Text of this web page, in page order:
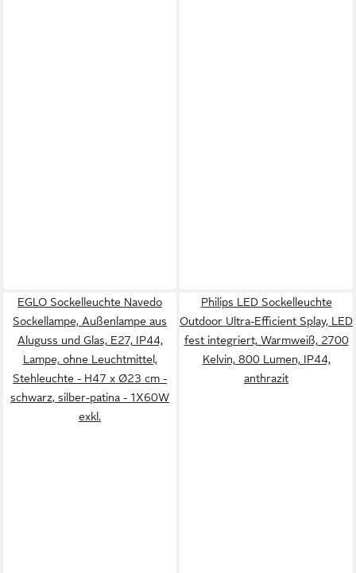
EGLO Sockelleuchte Navedo
Sockellampe, Außenlampe aus
Aluguss und Glas, E27, IP44,
Lampe, ohne Leuchtmittel,
Stehleuchte - H47 x Ø23 cm -
schwarz, silber-patina - 1X60W
exkl.
Philips LED Sockelleuchte
Outdoor Ultra-Efficient Splay, LED
fest integriert, Warmweiß, 2700
Kelvin, 800 Lumen, IP44,
anthrazit